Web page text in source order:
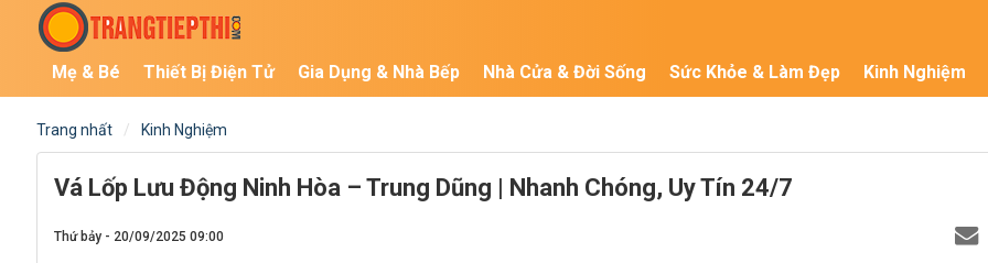
Mẹ & Bé Thiết Bị Điện Tử Gia Dụng & Nhà Bếp Nhà Cửa & Đời Sống Sức Khỏe & Làm Đẹp Kinh Nghiệm
Trang nhất Kinh Nghiệm
Vá Lốp Lưu Động Ninh Hòa – Trung Dũng | Nhanh Chóng, Uy Tín 24/7
Thứ bảy - 20/09/2025 09:00